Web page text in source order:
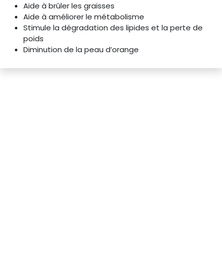
Aide à brûler les graisses
Aide à améliorer le métabolisme
Stimule la dégradation des lipides et la perte de
poids
Diminution de la peau d’orange